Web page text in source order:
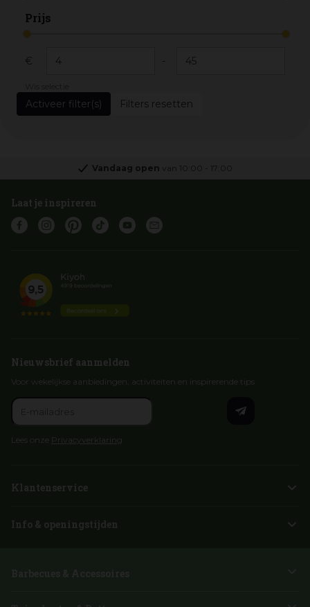
Prijs
€ -
Filters resetten
Vandaag open van 10:00 17:00
Laat je inspireren
Nieuwsbrief aanmelden
Voor wekelijkse aanbiedingen, activiteiten en inspirerende tips
Lees onze Privacyverklaring
Klantenservice
Info & openingstijden